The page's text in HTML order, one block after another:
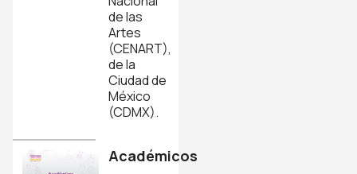
de las
Artes
(CENART),
de la
Ciudad de
México
(CDMX).
Académicos